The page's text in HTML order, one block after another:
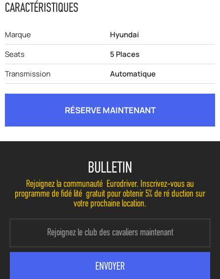
CARACTÉRISTIQUES
Marque
Hyundai
Seats
5 Places
Transmission
Automatique
RÉSERVE MAINTENANT
BULLETIN
Rejoignez la communauté Eurodriver. Inscrivez-vous au
programme de fidélité gratuit pour obtenir 5% de réduction sur
votre prochaine location.